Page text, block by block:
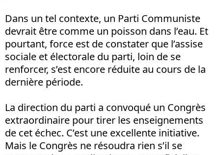
Dans un tel contexte, un Parti Communiste
devrait être comme un poisson dans l’eau. Et
pourtant, force est de constater que l’assise
sociale et électorale du parti, loin de se
renforcer, s’est encore réduite au cours de la
dernière période.
La direction du parti a convoqué un Congrès
extraordinaire pour tirer les enseignements
de cet échec. C’est une excellente initiative.
Mais le Congrès ne résoudra rien s’il se